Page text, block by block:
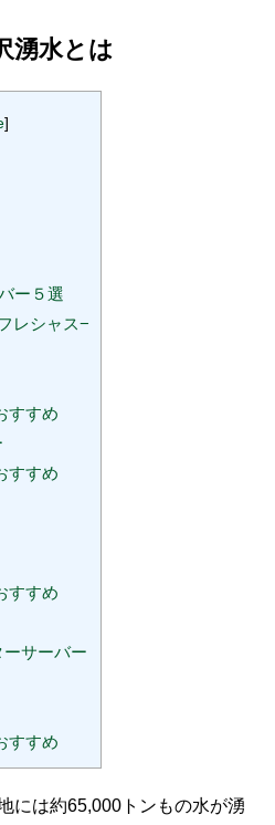
湧水とは
]
ー５選
レシャス−
すすめ
すすめ
すすめ
サーバー
すすめ
には約65,000トンもの水が湧